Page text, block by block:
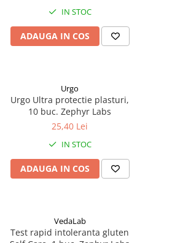
IN STOC
ADAUGA IN COS
Urgo
Urgo Ultra protectie plasturi,
10 buc. Zephyr Labs
25,40 Lei
IN STOC
ADAUGA IN COS
VedaLab
Test rapid intoleranta gluten